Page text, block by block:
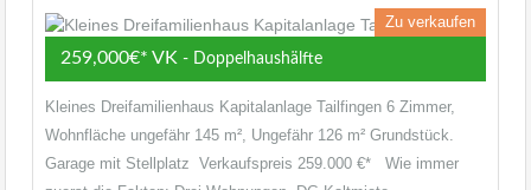
Zu verkaufen
259,000€* VK - Doppelhaushälfte
Kleines Dreifamilienhaus Kapitalanlage Tailfingen 6 Zimmer,
Wohnfläche ungefähr 145 m², Ungefähr 126 m² Grundstück.
Garage mit Stellplatz Verkaufspreis 259.000 €* Wie immer